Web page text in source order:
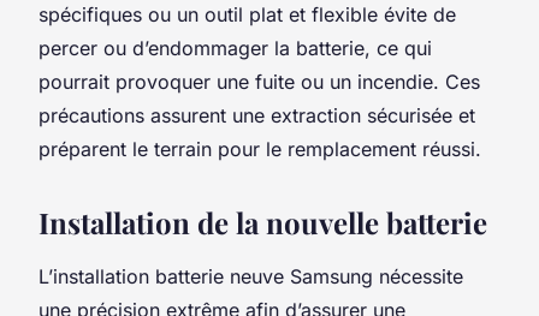
spécifiques ou un outil plat et flexible évite de
percer ou d’endommager la batterie, ce qui
pourrait provoquer une fuite ou un incendie. Ces
précautions assurent une extraction sécurisée et
préparent le terrain pour le remplacement réussi.
Installation de la nouvelle batterie
L’installation batterie neuve Samsung nécessite
une précision extrême afin d’assurer une